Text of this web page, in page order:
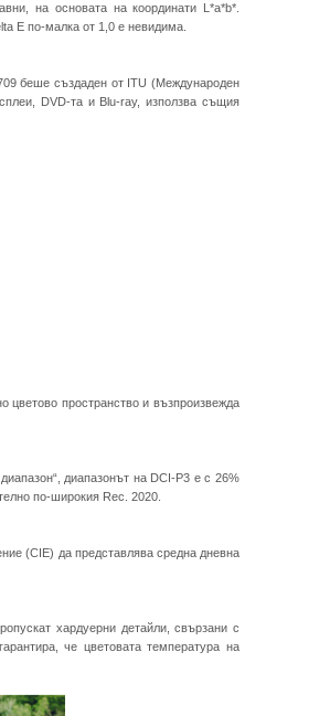
на основата на координати L*a*b*.
E по-малка от 1,0 е невидима.
беше създаден от ITU (Международен
DVD-та и Blu-ray, използва същия
цветово пространство и възпроизвежда
диапазонът на DCI-P3 е с 26%
по-широкия Rec. 2020.
(CIE) да представлява средна дневна
хардуерни детайли, свързани с
че цветовата температура на